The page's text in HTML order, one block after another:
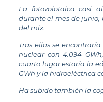
La fotovolotaica casi
durante el mes de junio,
del mix.
Tras ellas se
nuclear con 4.094
cuarto lugar estaría la
GWh y la hidroeléctrica
Ha subido también la